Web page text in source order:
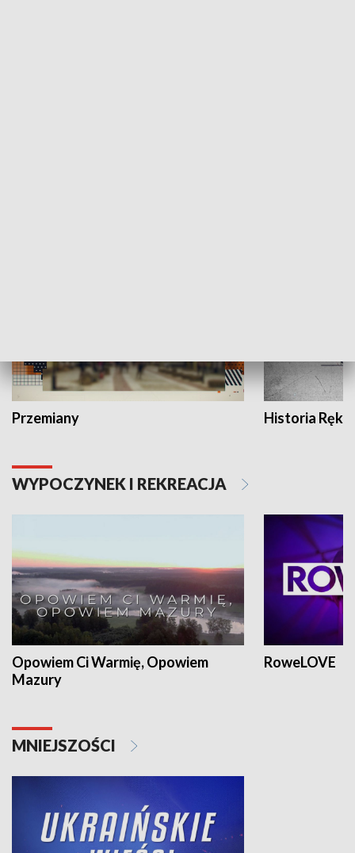
Przemiany Historia Ręką
WYPOCZYNEK I REKREACJA
Opowiem Ci Warmię, Opowiem
Mazury
RoweLOVE
MNIEJSZOŚCI